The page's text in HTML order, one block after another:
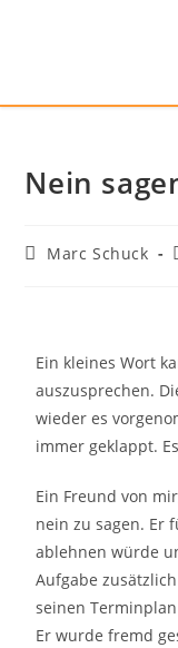
Nein
Marc Schuck
Ein kleines Wort
auszusprechen.
wieder es
immer geklappt.
Ein Freund von
nein zu sagen. Er
ablehnen würde
Aufgabe
seinen
Er wurde fremd